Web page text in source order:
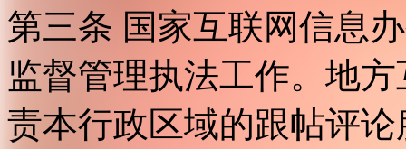
第三条 国家互联网信息
监督管理执法工作。地
责本行政区域的跟帖评